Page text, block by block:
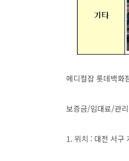
메디컬잡 롯데백화
보증금/임대료/관
1. 위치 : 대전 서구